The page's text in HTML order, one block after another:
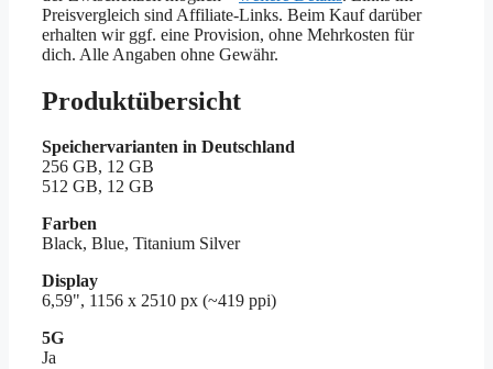
Preisvergleich sind Affiliate-Links. Beim Kauf darüber
erhalten wir ggf. eine Provision, ohne Mehrkosten für
dich. Alle Angaben ohne Gewähr.
Produktübersicht
Speichervarianten in Deutschland
256 GB, 12 GB
512 GB, 12 GB
Farben
Black, Blue, Titanium Silver
Display
6,59", 1156 x 2510 px (~419 ppi)
5G
Ja